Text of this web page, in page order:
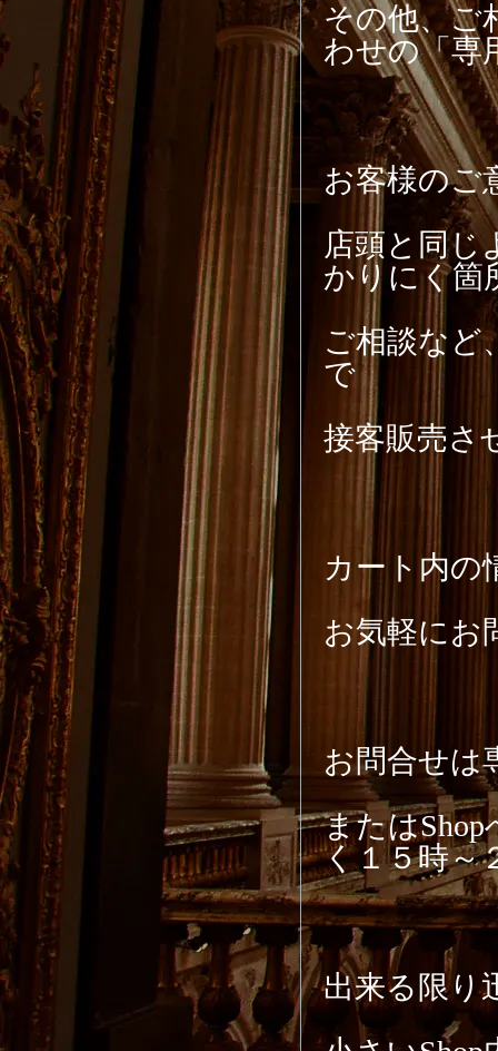
その他、ご
わせの「専
お客様のご
店頭と同じ
かりにく箇
ご相談など
で
接客販売さ
カート内の
お気軽にお
お問合せは
または
く１５時～
出来る限り